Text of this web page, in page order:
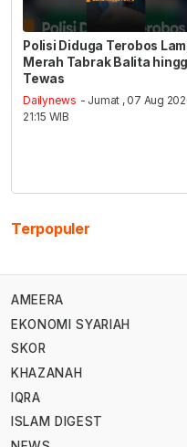
Polisi Diduga Terobos
Merah Tabrak Balita
Tewas
Dailynews - Jumat , 07 Aug
21:15 WIB
Terpopuler
AMEERA
EKONOMI SYARIAH
SKOR
KHAZANAH
IQRA
ISLAM DIGEST